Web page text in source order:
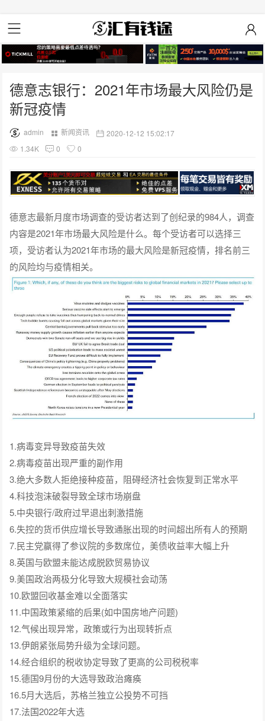
德意志银行：2021年市场最大风险仍是
新冠疫情
admin 新闻资讯
2020-12-12 15:02:17
1.34K
0 0
德意志最新月度市场调查的受访者达到了创纪录的984人，调查
内容是2021年市场最大风险是什么。每个受访者可以选择三
项，受访者认为2021年市场的最大风险是新冠疫情，排名前三
的风险均与疫情相关。
1.病毒变异导致疫苗失效
2.病毒疫苗出现严重的副作用
3.绝大多数人拒绝接种疫苗，阻碍经济社会恢复到正常水平
4.科技泡沫破裂导致全球市场崩盘
5.中央银行/政府过早退出刺激措施
6.失控的货币供应增长导致通胀出现的时间超出所有人的预期
7.民主党赢得了参议院的多数席位，美债收益率大幅上升
8.英国与欧盟未能达成脱欧贸易协议
9.美国政治两极分化导致大规模社会动荡
10.欧盟回收基金难以全面落实
11.中国政策紧缩的后果(如中国房地产问题)
12.气候出现异常，政策或行为出现转折点
13.伊朗紧张局势升级为全球问题。
14.经合组织的税收协定导致了更高的公司税税率
15.德国9月份的大选导致政治瘫痪
16.5月大选后，苏格兰独立公投势不可挡
17.法国2022年大选